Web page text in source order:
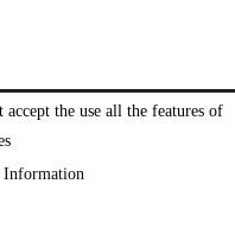
the use all the features of
Information